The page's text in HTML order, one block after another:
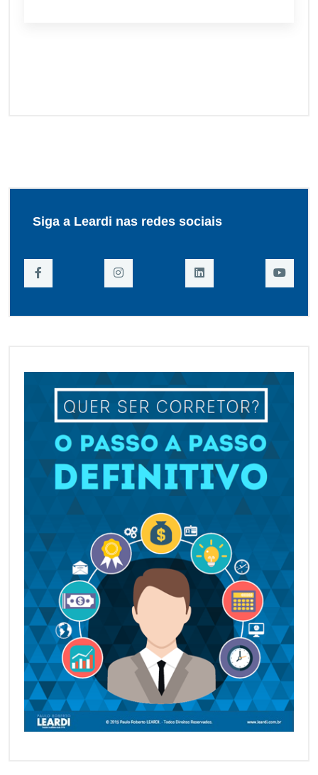
Siga a Leardi nas redes sociais